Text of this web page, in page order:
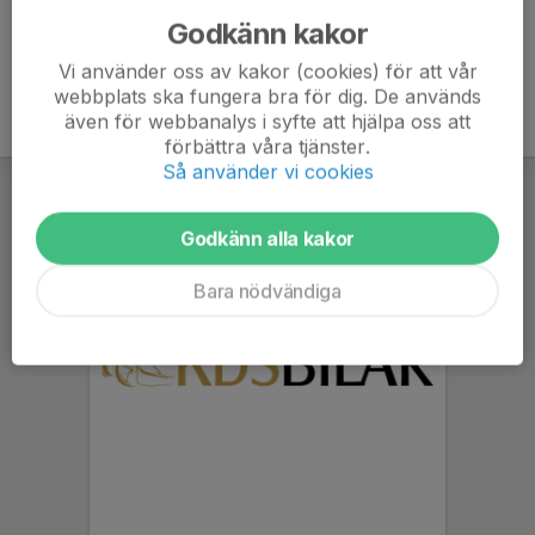
Godkänn kakor
Vi använder oss av kakor (cookies) för att vår
webbplats ska fungera bra för dig. De används
även för webbanalys i syfte att hjälpa oss att
förbättra våra tjänster.
Så använder vi cookies
Godkänn alla kakor
Bara nödvändiga